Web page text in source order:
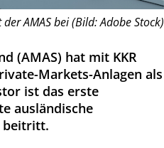
AMAS bei (Bild: Adobe Stock)
(AMAS) hat mit KKR
Markets-Anlagen als
ist das erste
ausländische
beitritt.